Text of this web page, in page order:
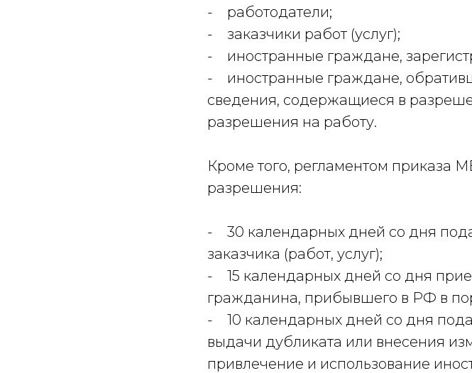
- работодатели;
- заказчики работ (услуг);
- иностранные граждане,
- иностранные граждане,
сведения, содержащиеся в
разрешения на работу.
Кроме того, регламентом приказа
разрешения:
- 30 календарных дней со дня
заказчика (работ, услуг);
- 15 календарных дней со дня
гражданина, прибывшего в РФ в
- 10 календарных дней со дня
выдачи дубликата или внесения
привлечение и использование